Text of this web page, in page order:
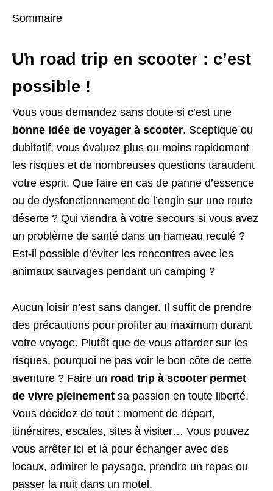
Sommaire
Un road trip en scooter : c’est
possible !
Vous vous demandez sans doute si c’est une
bonne idée de voyager à scooter. Sceptique ou
dubitatif, vous évaluez plus ou moins rapidement
les risques et de nombreuses questions taraudent
votre esprit. Que faire en cas de panne d’essence
ou de dysfonctionnement de l’engin sur une route
déserte ? Qui viendra à votre secours si vous avez
un problème de santé dans un hameau reculé ?
Est-il possible d’éviter les rencontres avec les
animaux sauvages pendant un camping ?
Aucun loisir n’est sans danger. Il suffit de prendre
des précautions pour profiter au maximum durant
votre voyage. Plutôt que de vous attarder sur les
risques, pourquoi ne pas voir le bon côté de cette
aventure ? Faire un road trip à scooter permet
de vivre pleinement sa passion en toute liberté.
Vous décidez de tout : moment de départ,
itinéraires, escales, sites à visiter… Vous pouvez
vous arrêter ici et là pour échanger avec des
locaux, admirer le paysage, prendre un repas ou
passer la nuit dans un motel.